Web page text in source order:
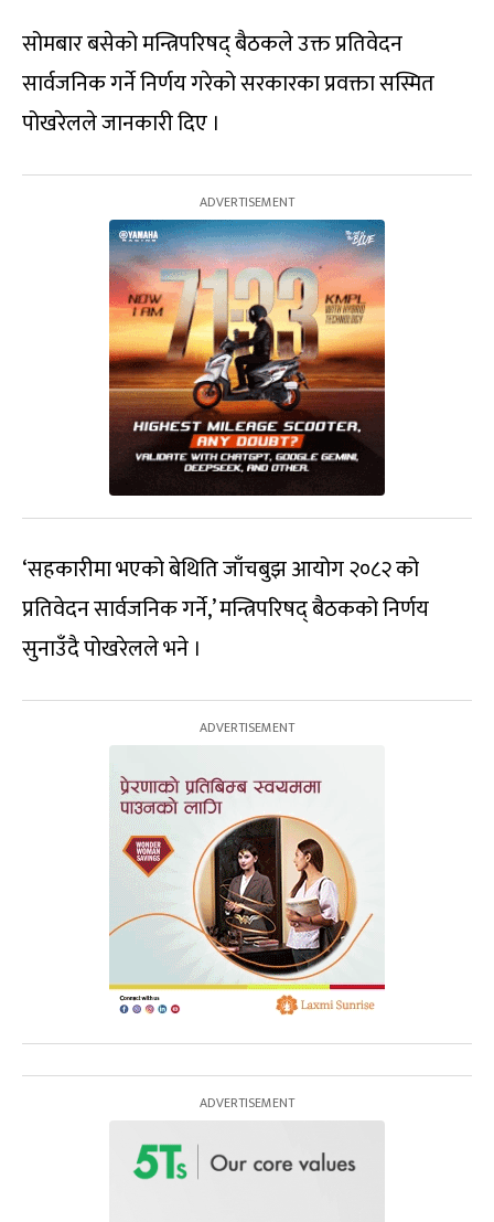
सोमबार बसेको मन्त्रिपरिषद् बैठकले उक्त प्रतिवेदन
सार्वजनिक गर्ने निर्णय गरेको सरकारका प्रवक्ता सस्मित
पोखरेलले जानकारी दिए ।
‘सहकारीमा भएको बेथिति जाँचबुझ आयोग २०८२ को
प्रतिवेदन सार्वजनिक गर्ने,’ मन्त्रिपरिषद् बैठकको निर्णय
सुनाउँदै पोखरेलले भने ।